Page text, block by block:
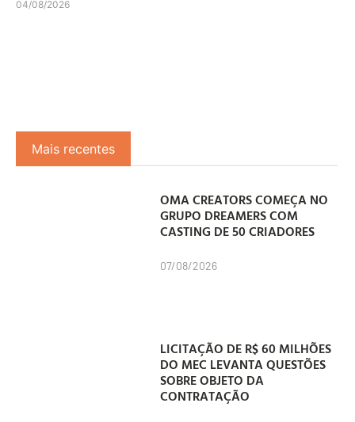
04/08/2026
Mais recentes
OMA CREATORS COMEÇA NO
GRUPO DREAMERS COM
CASTING DE 50 CRIADORES
07/08/2026
LICITAÇÃO DE R$ 60 MILHÕES
DO MEC LEVANTA QUESTÕES
SOBRE OBJETO DA
CONTRATAÇÃO